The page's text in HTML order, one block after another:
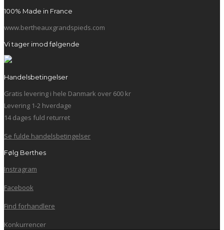
100% Made in France
www.bertheauxgrandspieds.com
Vi tager imod følgende
Handelsbetingelser
Gratis levering i hele Danmark over 600 kr
Levering 1-2 hverdage
14 dages fuld returret
Se fulde handelsbetingelser
Følg Berthes
Instragram
Facebook
Find forhandlere
Konkurrencer